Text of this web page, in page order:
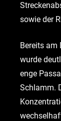
sowie der
Bereits am
wurde
enge
Schlamm.